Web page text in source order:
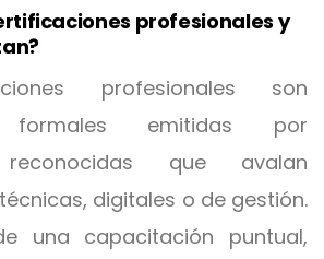
profesionales y
profesionales son
formales emitidas por
reconocidas que avalan
digitales o de gestión.
una capacitación puntual,